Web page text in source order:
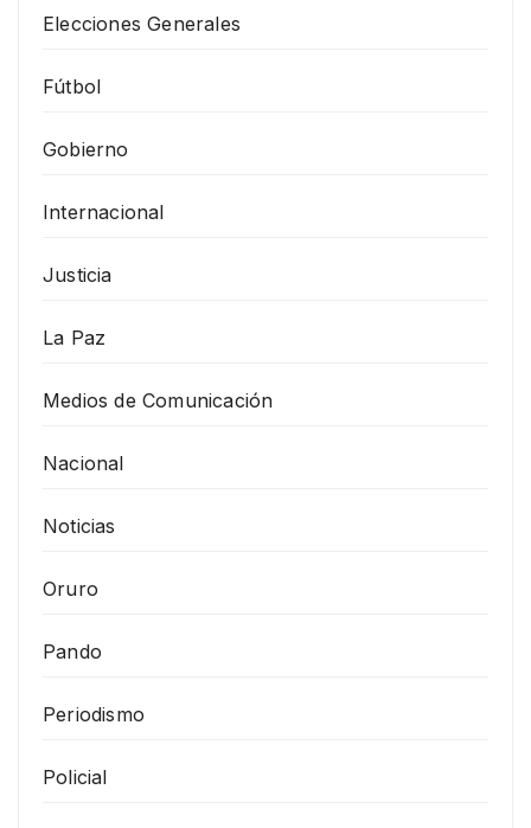
Elecciones Generales
Fútbol
Gobierno
Internacional
Justicia
La Paz
Medios de Comunicación
Nacional
Noticias
Oruro
Pando
Periodismo
Policial